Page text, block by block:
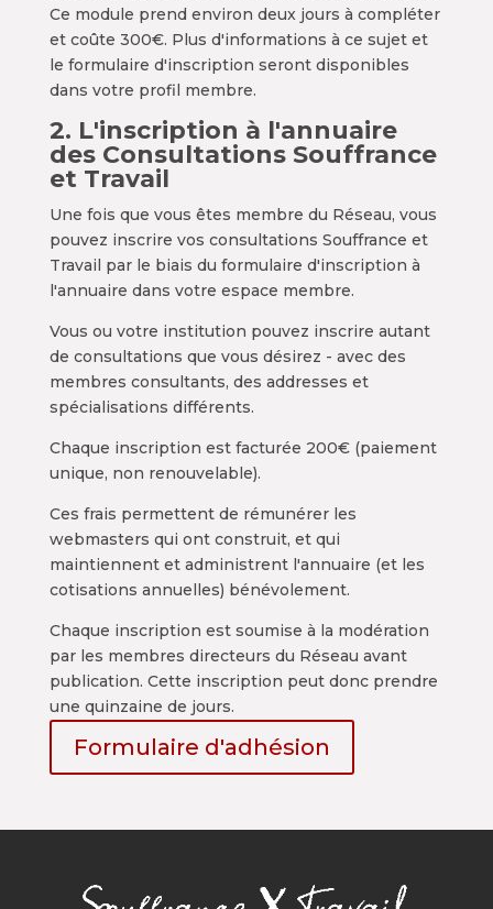
Ce module prend environ deux jours à compléter
et coûte 300€. Plus d'informations à ce sujet et
le formulaire d'inscription seront disponibles
dans votre profil membre.
2. L'inscription à l'annuaire
des Consultations Souffrance
et Travail
Une fois que vous êtes membre du Réseau, vous
pouvez inscrire vos consultations Souffrance et
Travail par le biais du formulaire d'inscription à
l'annuaire dans votre espace membre.
Vous ou votre institution pouvez inscrire autant
de consultations que vous désirez - avec des
membres consultants, des addresses et
spécialisations différents.
Chaque inscription est facturée 200€ (paiement
unique, non renouvelable).
Ces frais permettent de rémunérer les
webmasters qui ont construit, et qui
maintiennent et administrent l'annuaire (et les
cotisations annuelles) bénévolement.
Chaque inscription est soumise à la modération
par les membres directeurs du Réseau avant
publication. Cette inscription peut donc prendre
une quinzaine de jours.
Formulaire d'adhésion